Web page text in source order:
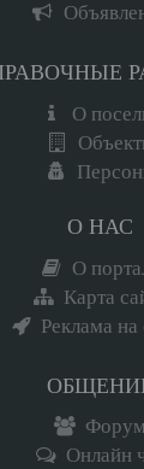
О
О НАС
О
Карта
Реклама на
Форум
Онлайн